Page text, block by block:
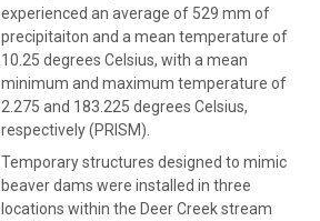
experienced an average of 529 mm of
precipitaiton and a mean temperature of
10.25 degrees Celsius, with a mean
minimum and maximum temperature of
2.275 and 183.225 degrees Celsius,
respectively (PRISM).
Temporary structures designed to mimic
beaver dams were installed in three
locations within the Deer Creek stream